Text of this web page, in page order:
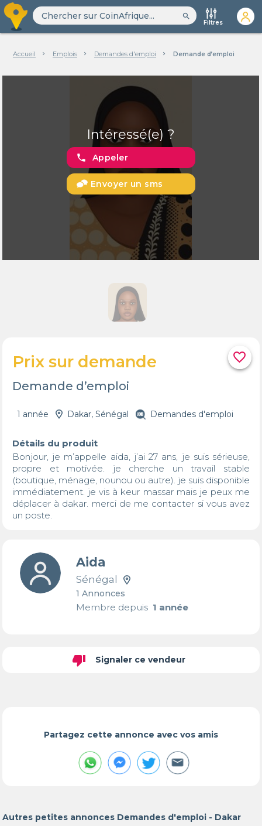
search
Filtres
Accueil Emplois Demandes d'emploi Demande d’emploi
Intéressé(e) ?
phone Appeler
Envoyer un sms
favorite_border
Prix sur demande
Demande d’emploi
1 année Dakar, Sénégal Demandes d'emploi
Détails du produit
Bonjour, je m’appelle aïda, j’ai 27 ans, je suis sérieuse,
propre et motivée. je cherche un travail stable
(boutique, ménage, nounou ou autre). je suis disponible
immédiatement. je vis à keur massar mais je peux me
déplacer à dakar. merci de me contacter si vous avez
un poste.
Aida
Sénégal
1 Annonces
Membre depuis1 année
thumb_down Signaler ce vendeur
Partagez cette annonce avec vos amis
Autres petites annonces Demandes d'emploi - Dakar